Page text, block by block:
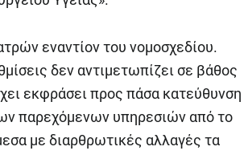
εναντίον του νομοσχεδίου.
δεν αντιμετωπίζει σε βάθος
εκφράσει προς πάσα κατεύθυνση
παρεχόμενων υπηρεσιών από το
με διαρθρωτικές αλλαγές τα